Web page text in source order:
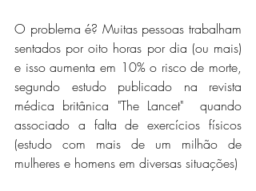
O problema é? Muitas pessoas trabalham
sentados por oito horas por dia (ou mais)
e isso aumenta em 10% o risco de morte,
segundo estudo publicado na revista
médica britânica "The Lancet"  quando
associado a falta de exercícios físicos
(estudo com mais de um milhão de
mulheres e homens em diversas situações)